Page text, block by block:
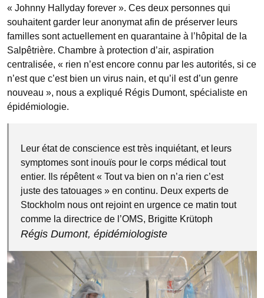
« Johnny Hallyday forever ». Ces deux personnes qui
souhaitent garder leur anonymat afin de préserver leurs
familles sont actuellement en quarantaine à l’hôpital de la
Salpêtrière. Chambre à protection d’air, aspiration
centralisée, « rien n’est encore connu par les autorités, si ce
n’est que c’est bien un virus nain, et qu’il est d’un genre
nouveau », nous a expliqué Régis Dumont, spécialiste en
épidémiologie.
Leur état de conscience est très inquiétant, et leurs
symptomes sont inouïs pour le corps médical tout
entier. Ils répêtent « Tout va bien on n’a rien c’est
juste des tatouages » en continu. Deux experts de
Stockholm nous ont rejoint en urgence ce matin tout
comme la directrice de l’OMS, Brigitte Krütoph
Régis Dumont, épidémiologiste